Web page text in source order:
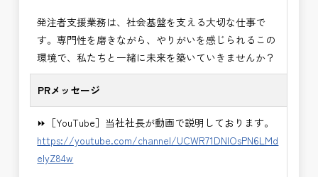
・＜急募＞資料作成業務
・NEXCO（ネクスコ）施工管理
・NEXCO（ネクスコ）点検業務
・電気工事監督支援業務
・積算技術業務
・設計コンサルティング業務（数量算出、図面の
修正など）
・河川巡視支援業務
発注者支援業務は、社会基盤を支える大切な仕事で
す。専門性を磨きながら、やりがいを感じられるこの
環境で、私たちと一緒に未来を築いていきませんか？
PRメッセージ
⏩［YouTube］当社社長が動画で説明しております。
https://youtube.com/channel/UCWR71DNlOsPN6LMd
eIyZ84w